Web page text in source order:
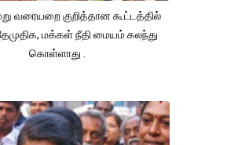
வரையறை குறித்தான கூட்டத்தில்
மக்கள் நீதி மையம் கலந்து
கொள்ளாது .